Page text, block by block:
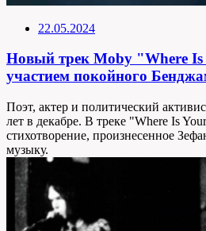
22.05.2024
Новый трек Moby "Where Is
участием покойного
Поэт, актер и политический
лет в декабре. В треке "Where Is
стихотворение, произнесенное
музыку.